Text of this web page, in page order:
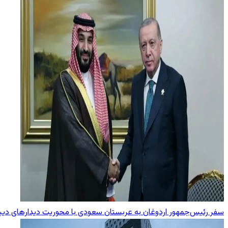
سفر رئیس‌جمهور اردوغان به عربستان سعودی با محوریت دیدارهای